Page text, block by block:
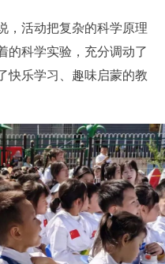
，活动把复杂的科学原理
的科学实验，充分调动了
快乐学习、趣味启蒙的教